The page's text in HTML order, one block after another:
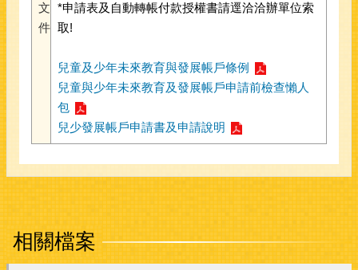
文
件
*申請表及自動轉帳付款授權書請逕洽洽辦單位索
取!
兒童及少年未來教育與發展帳戶條例
兒童與少年未來教育及發展帳戶申請前檢查懶人
包
兒少發展帳戶申請書及申請說明
相關檔案